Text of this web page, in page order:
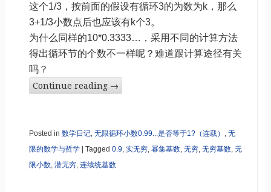
这个1/3，按前面的假设有循环3的为数为k，那么
3+1/3小数点后也应该有k个3。
为什么同样的10*0.3333…，采用不同的计算方法
得出循环节的个数不一样呢？难道跟计算途径有关
吗？
Continue reading →
Posted in 数学日记, 无限循环小数0.99...是否等于1?（连载） , 无
限的数学与哲学
Tagged 0.9, 实无穷, 幂集基数, 无穷, 无穷基数, 无
限小数, 潜无穷, 连续统基数